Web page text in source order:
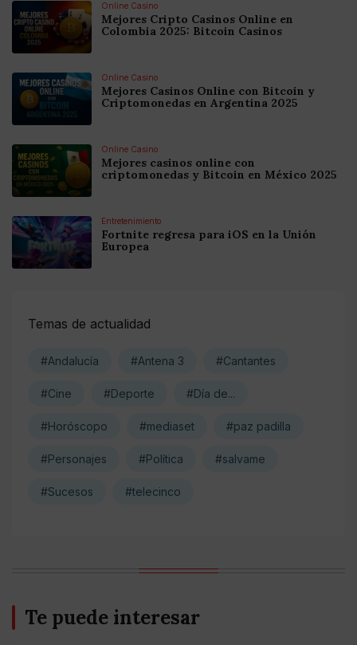
Online Casino
Mejores Cripto Casinos Online en
Colombia 2025: Bitcoin Casinos
Online Casino
Mejores Casinos Online con Bitcoin y
Criptomonedas en Argentina 2025
Online Casino
Mejores casinos online con
criptomonedas y Bitcoin en México 2025
Entretenimiento
Fortnite regresa para iOS en la Unión
Europea
Temas de actualidad
#Andalucía #Antena 3 #Cantantes
#Cine #Deporte #Día de...
#Horóscopo #mediaset #paz padilla
#Personajes #Política #salvame
#Sucesos #telecinco
Te puede interesar